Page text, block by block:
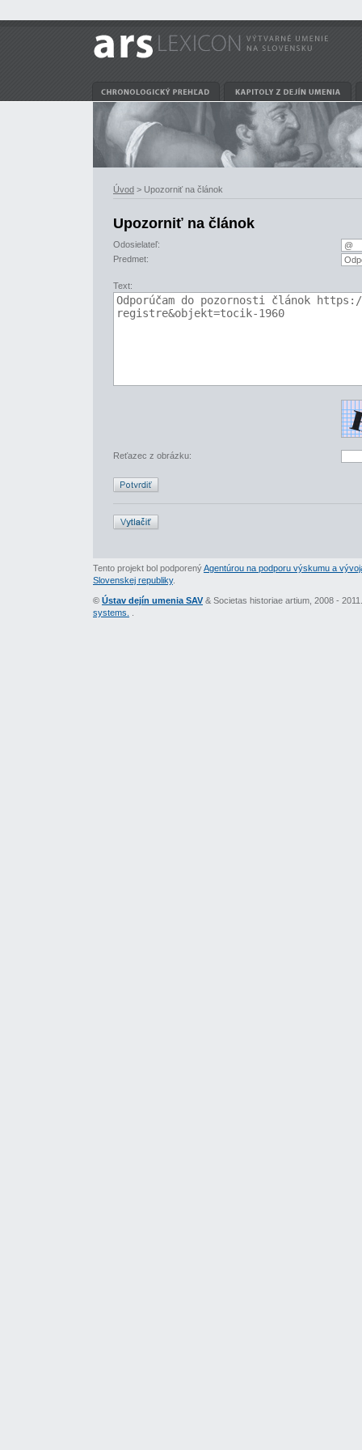
Úvod > Upozorniť na článok
Upozorniť na článok
Odosielateľ:
Predmet:
Text:
Reťazec z obrázku:
Tento projekt bol podporenýAgentúrou na podporu výskumu a
Slovenskej republiky.
© Ústav dejín umenia SAV & Societas historiae artium, 2008 -
systems.